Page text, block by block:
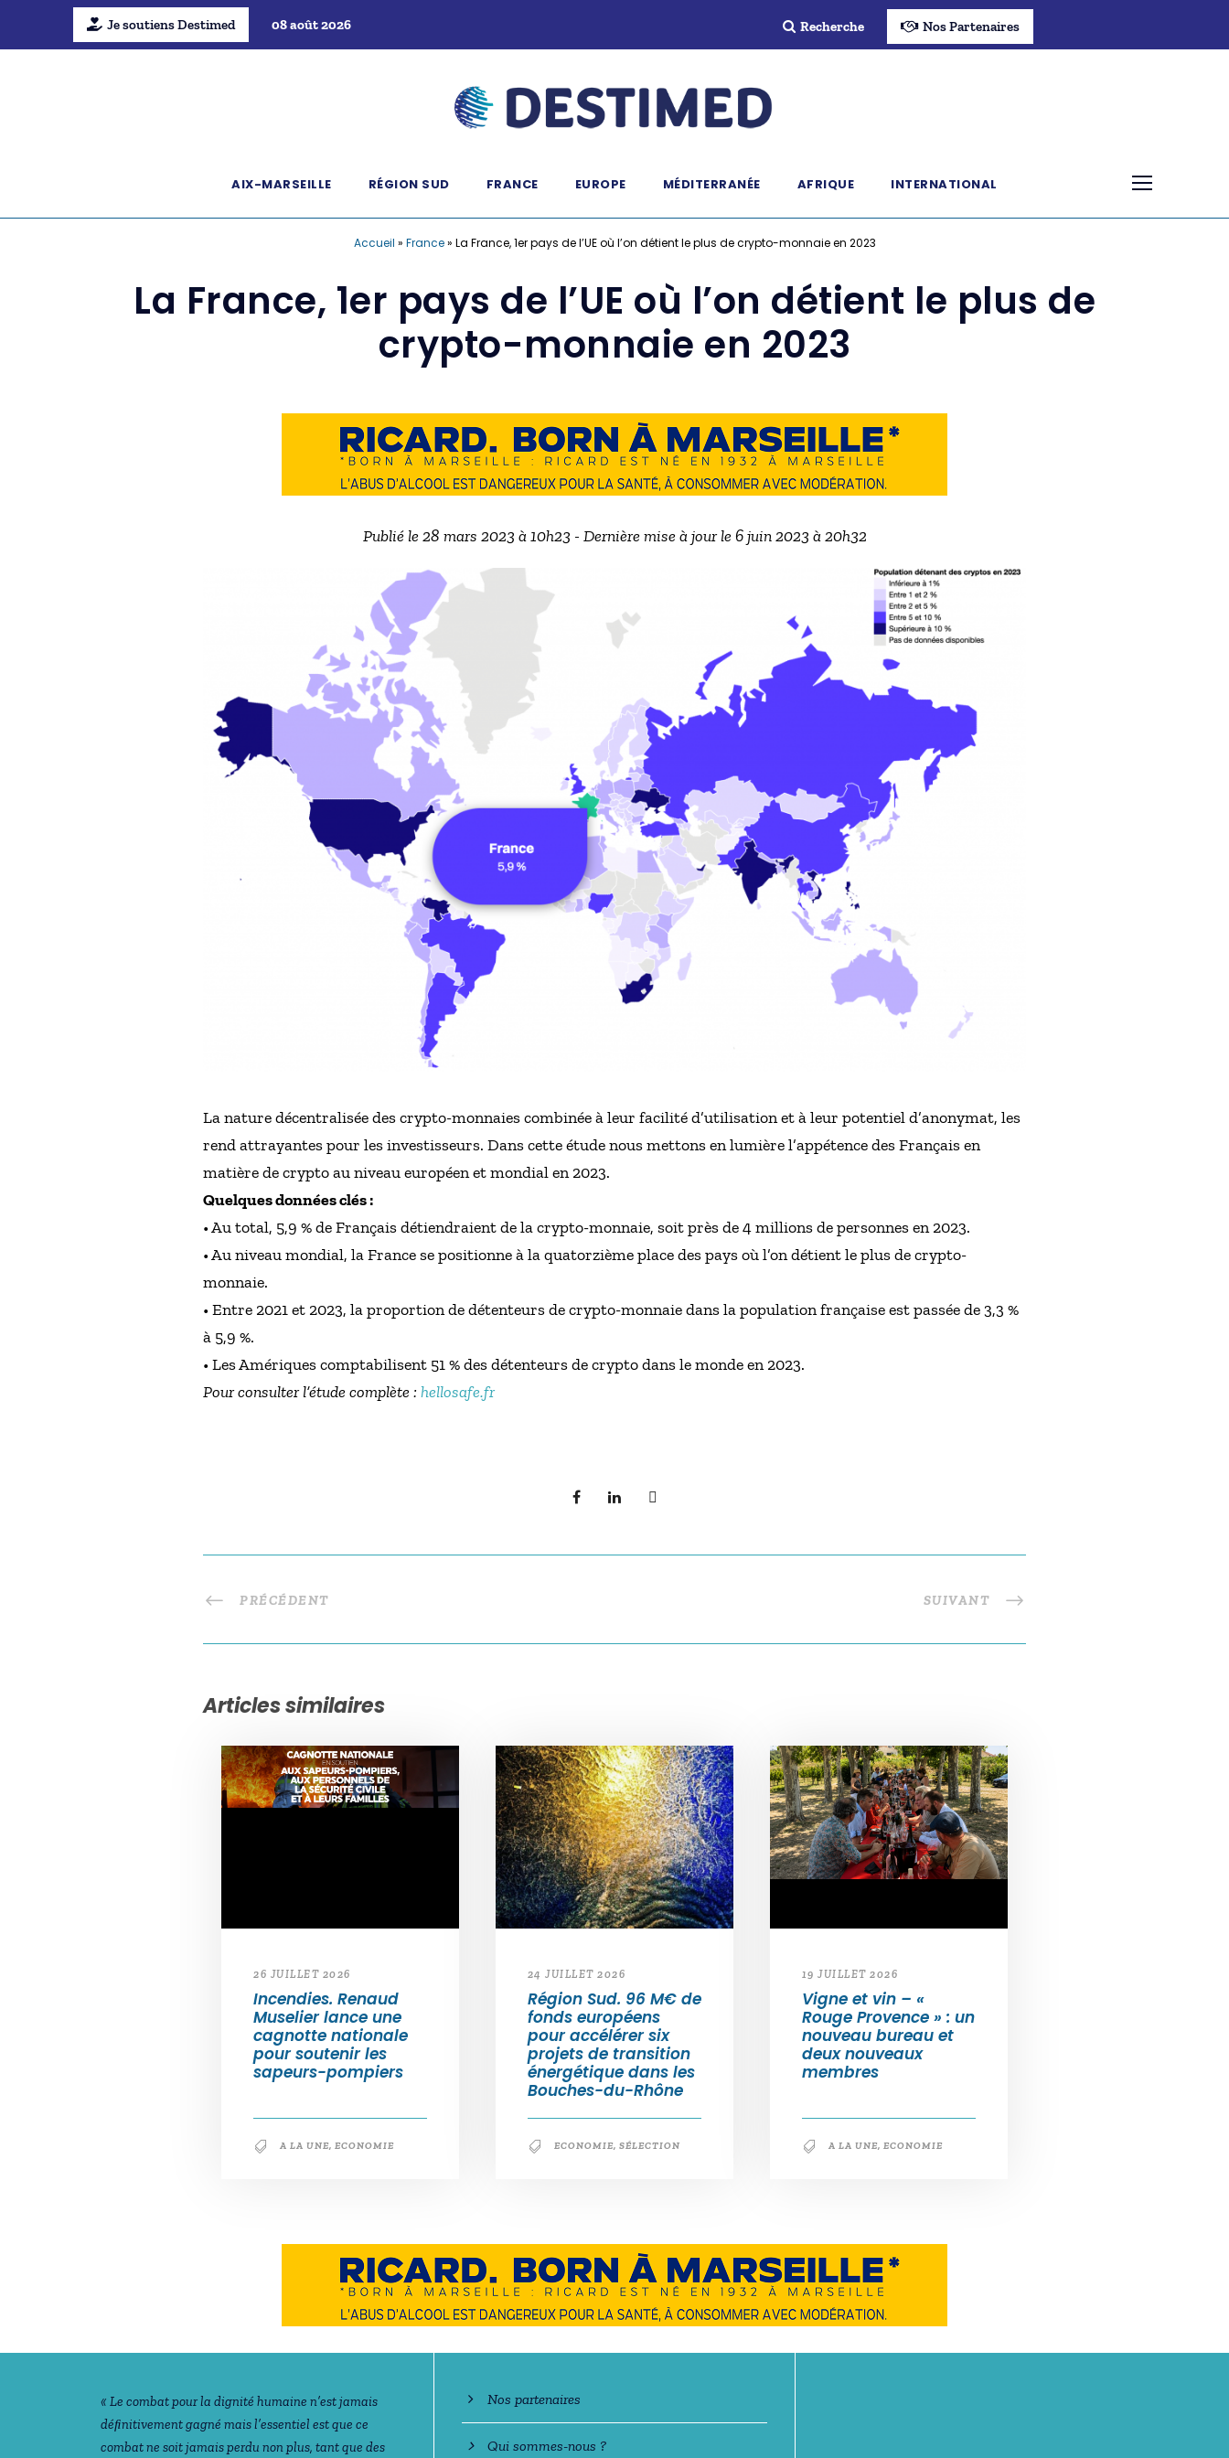
Je soutiens Destimed 08 août 2026 Recherche Nos Partenaires
AIX-MARSEILLE RÉGION SUD FRANCE EUROPE MÉDITERRANÉE AFRIQUE INTERNATIONAL
Accueil » France» La France, 1er pays de l’UE où l’on détient le plus de crypto-monnaie en 2023
La France, 1er pays de l’UE où l’on détient le plus de
crypto-monnaie en 2023
Publié le 28 mars 2023 à 10h23 - Dernière mise à jour le 6 juin 2023 à 20h32
La nature décentralisée des crypto-monnaies combinée à leur facilité d’utilisation et à leur potentiel d’anonymat, les
rend attrayantes pour les investisseurs. Dans cette étude nous mettons en lumière l’appétence des Français en
matière de crypto au niveau européen et mondial en 2023.
Quelques données clés :
• Au total, 5,9 % de Français détiendraient de la crypto-monnaie, soit près de 4 millions de personnes en 2023.
• Au niveau mondial, la France se positionne à la quatorzième place des pays où l’on détient le plus de crypto-
monnaie.
• Entre 2021 et 2023, la proportion de détenteurs de crypto-monnaie dans la population française est passée de 3,3 %
à 5,9 %.
• Les Amériques comptabilisent 51 % des détenteurs de crypto dans le monde en 2023.
Pour consulter l’étude complète :hellosafe.fr
PRÉCÉDENT SUIVANT
Articles similaires
26 JUILLET 2026
Incendies. Renaud
Muselier lance une
cagnotte nationale
pour soutenir les
sapeurs-pompiers
A LA UNE, ECONOMIE
24 JUILLET 2026
Région Sud. 96 M€ de
fonds européens
pour accélérer six
projets de transition
énergétique dans les
Bouches-du-Rhône
ECONOMIE, SÉLECTION
19 JUILLET 2026
Vigne et vin – «
Rouge Provence » : un
nouveau bureau et
deux nouveaux
membres
A LA UNE, ECONOMIE
Notre philosophie
« Le combat pour la dignité humaine n’est jamais
déﬁnitivement gagné mais l’essentiel est que ce
combat ne soit jamais perdu non plus, tant que des
En savoir +
Nos partenaires
Qui sommes-nous ?